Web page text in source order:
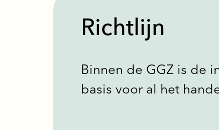
Richtlijn
Binnen de GGZ is de
basis voor al het